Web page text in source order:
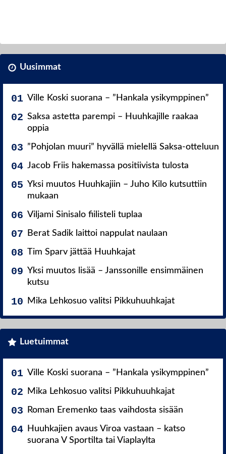
Uusimmat
Ville Koski suorana – ”Hankala ysikymppinen”
Saksa astetta parempi – Huuhkajille raakaa
oppia
”Pohjolan muuri” hyvällä mielellä Saksa-otteluun
Jacob Friis hakemassa positiivista tulosta
Yksi muutos Huuhkajiin – Juho Kilo kutsuttiin
mukaan
Viljami Sinisalo fiilisteli tuplaa
Berat Sadik laittoi nappulat naulaan
Tim Sparv jättää Huuhkajat
Yksi muutos lisää – Janssonille ensimmäinen
kutsu
Mika Lehkosuo valitsi Pikkuhuuhkajat
Luetuimmat
Ville Koski suorana – ”Hankala ysikymppinen”
Mika Lehkosuo valitsi Pikkuhuuhkajat
Roman Eremenko taas vaihdosta sisään
Huuhkajien avaus Viroa vastaan – katso
suorana V Sportilta tai Viaplaylta